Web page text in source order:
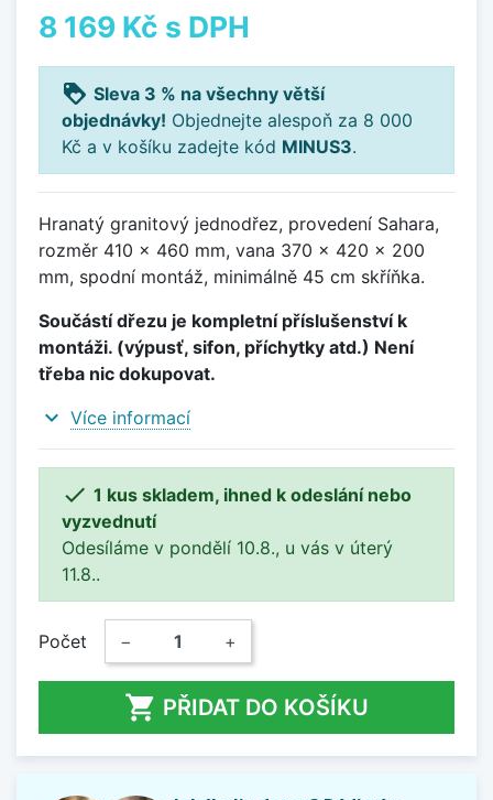
8 169 Kč s DPH
loyalty Sleva 3 % na všechny větší
objednávky! Objednejte alespoň za 8 000
Kč a v košíku zadejte kód MINUS3.
Hranatý granitový jednodřez, provedení Sahara,
rozměr 410 x 460 mm, vana 370 x 420 x 200
mm, spodní montáž, minimálně 45 cm skříňka.
Součástí dřezu je kompletní příslušenství k
montáži. (výpusť, sifon, příchytky atd.) Není
třeba nic dokupovat.
expand_more Více informací
 1 kus skladem, ihned k odeslání nebo
vyzvednutí
Odesíláme v pondělí 10.8., u vás v úterý
11.8..
Počet − +
 PŘIDAT DO KOŠÍKU